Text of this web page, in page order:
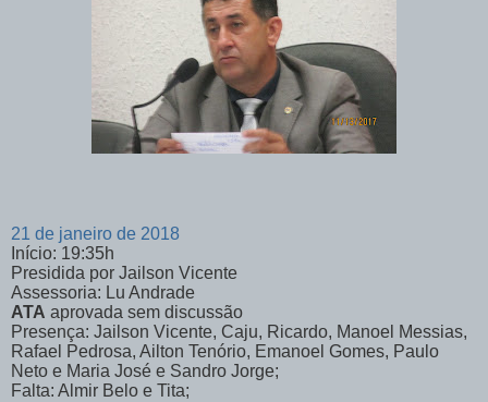
21 de janeiro de 2018
Início: 19:35h
Presidida por Jailson Vicente
Assessoria: Lu Andrade
ATA aprovada sem discussão
Presença: Jailson Vicente, Caju, Ricardo, Manoel Messias,
Rafael Pedrosa, Ailton Tenório, Emanoel Gomes, Paulo
Neto e Maria José e Sandro Jorge;
Falta: Almir Belo e Tita;